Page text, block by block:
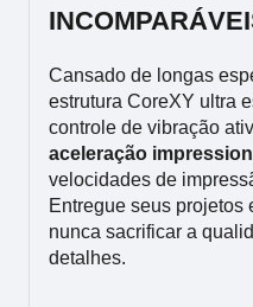
Cansado de longas
estrutura CoreXY ultra
controle de vibração
aceleração
velocidades de
Entregue seus projetos
nunca sacrificar a
detalhes.